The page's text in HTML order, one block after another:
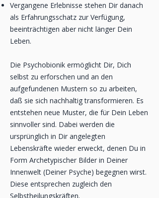
Vergangene Erlebnisse stehen Dir danach
als Erfahrungsschatz zur Verfügung,
beeinträchtigen aber nicht länger Dein
Leben.
Die Psychobionik ermöglicht Dir, Dich
selbst zu erforschen und an den
aufgefundenen Mustern so zu arbeiten,
daß sie sich nachhaltig transformieren. Es
entstehen neue Muster, die für Dein Leben
sinnvoller sind. Dabei werden die
ursprünglich in Dir angelegten
Lebenskräfte wieder erweckt, denen Du in
Form Archetypischer Bilder in Deiner
Innenwelt (Deiner Psyche) begegnen wirst.
Diese entsprechen zugleich den
Selbstheilungskräften.